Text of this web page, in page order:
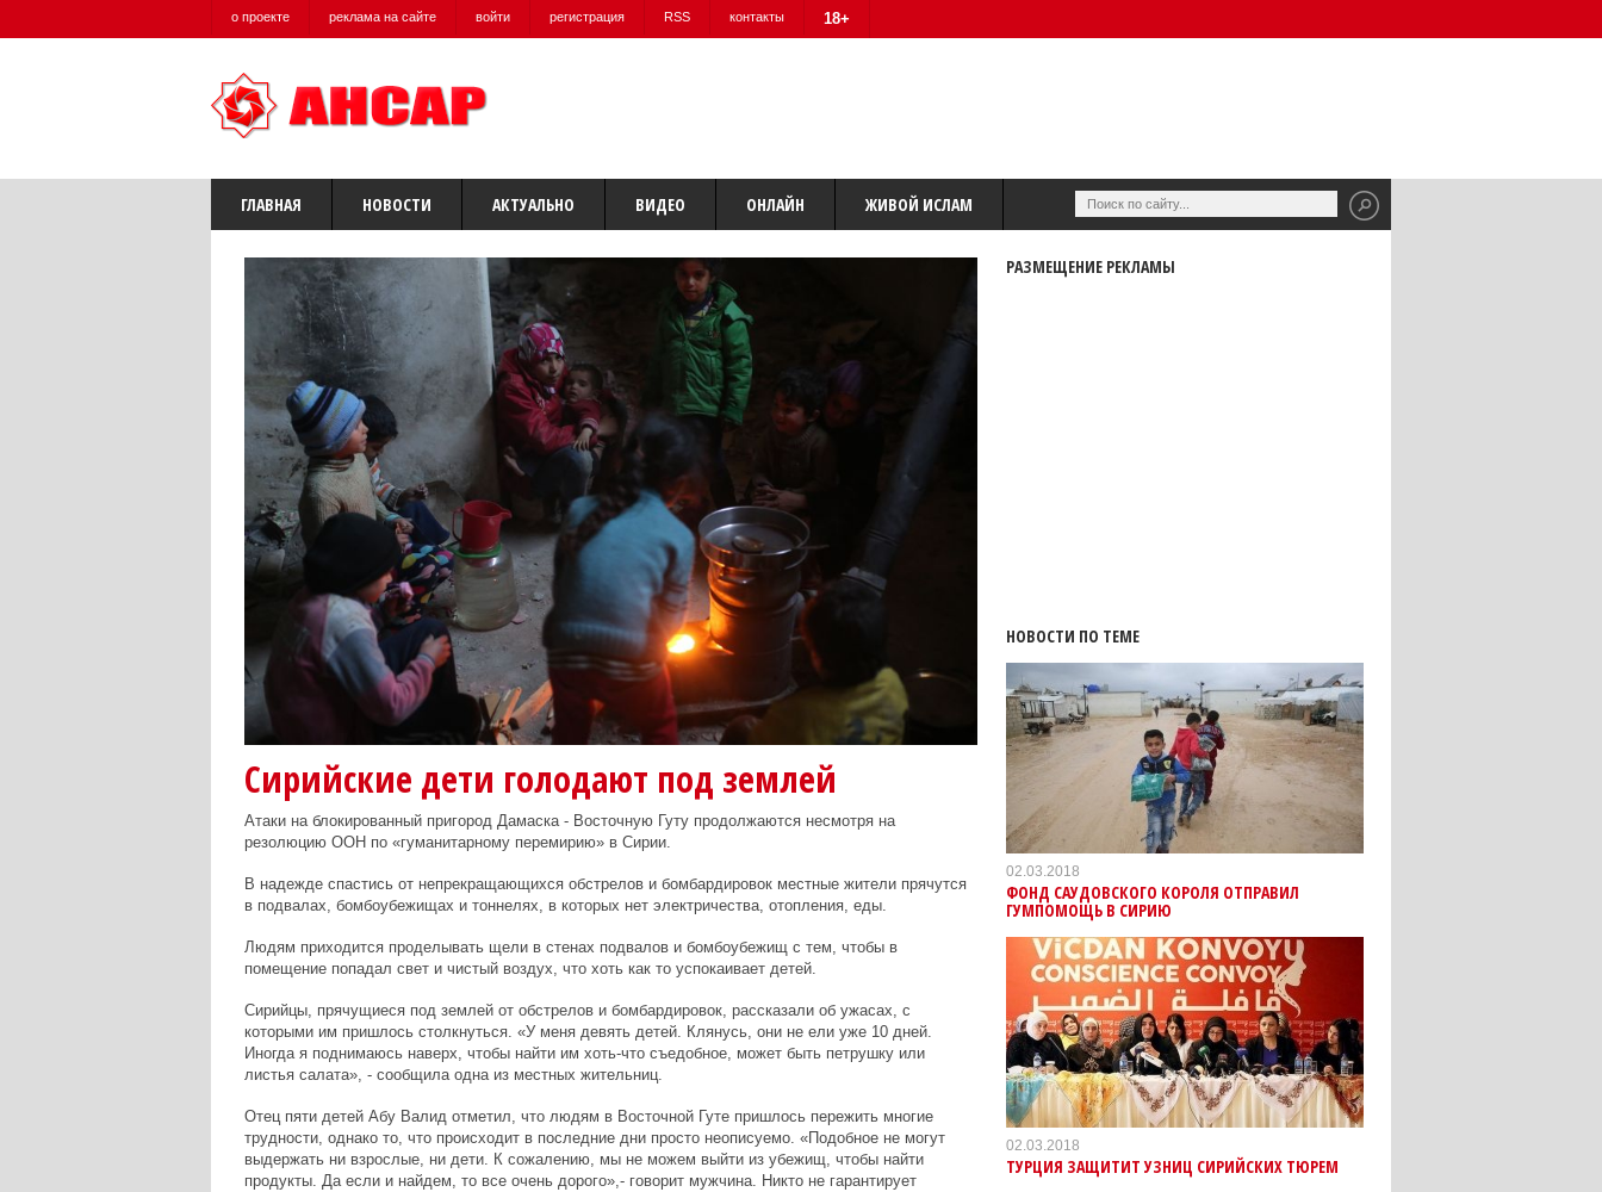
о проекте реклама на сайте войти регистрация RSS контакты 18+
ГЛАВНАЯ НОВОСТИ АКТУАЛЬНО ВИДЕО ОНЛАЙН ЖИВОЙ ИСЛАМ
Сирийские дети голодают под землей
Атаки на блокированный пригород Дамаска - Восточную Гуту продолжаются несмотря на
резолюцию ООН по «гуманитарному перемирию» в Сирии.
В надежде спастись от непрекращающихся обстрелов и бомбардировок местные жители прячутся
в подвалах, бомбоубежищах и тоннелях, в которых нет электричества, отопления, еды.
Людям приходится проделывать щели в стенах подвалов и бомбоубежищ с тем, чтобы в
помещение попадал свет и чистый воздух, что хоть как то успокаивает детей.
Сирийцы, прячущиеся под землей от обстрелов и бомбардировок, рассказали об ужасах, с
которыми им пришлось столкнуться. «У меня девять детей. Клянусь, они не ели уже 10 дней.
Иногда я поднимаюсь наверх, чтобы найти им хоть-что съедобное, может быть петрушку или
листья салата», - сообщила одна из местных жительниц.
Отец пяти детей Абу Валид отметил, что людям в Восточной Гуте пришлось пережить многие
трудности, однако то, что происходит в последние дни просто неописуемо. «Подобное не могут
выдержать ни взрослые, ни дети. К сожалению, мы не можем выйти из убежищ, чтобы найти
продукты. Да если и найдем, то все очень дорого»,- говорит мужчина. Никто не гарантирует
РАЗМЕЩЕНИЕ РЕКЛАМЫ
НОВОСТИ ПО ТЕМЕ
02.03.2018
ФОНД САУДОВСКОГО КОРОЛЯ ОТПРАВИЛ
ГУМПОМОЩЬ В СИРИЮ
02.03.2018
ТУРЦИЯ ЗАЩИТИТ УЗНИЦ СИРИЙСКИХ ТЮРЕМ